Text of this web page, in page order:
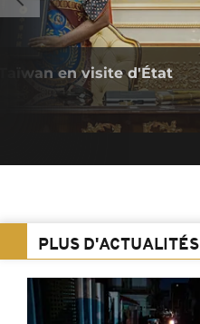
en visite d'État
PLUS D'ACTUALITÉS